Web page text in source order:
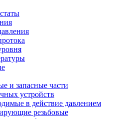
и запасные части
устройств
в действие давлением
резьбовые